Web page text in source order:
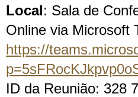
Local: Sala de
Online via Microsoft
https://
ID da Reunião: 328